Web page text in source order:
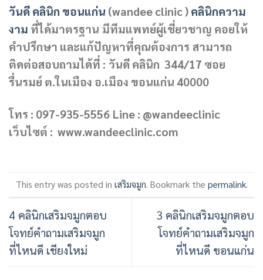
วันดี คลินิก ขอนแก่น (wandee clinic ) คลินิกความ
งาม ที่ได้มาตรฐาน มีทีมแพทย์ผู้เชี่ยวชาญ คอยให้
คำปรึกษา และแก้ปัญหาที่คุณต้องการ สามารถ
ติดต่อสอบถามได้ที่ : วันดี คลินิก 344/17 ซอย
รื่นรมย์ ต.ในเมือง อ.เมือง ขอนแก่น 40000
โทร : 097-935-5556 Line : @wandeeclinic
เว็บไซต์ : www.wandeeclinic.com
This entry was posted in เสริมจมูก. Bookmark the permalink.
4 คลินิกเสริมจมูกตอบ
โจทย์คำถามเสริมจมูก
ที่ไหนดี เชียงใหม่
3 คลินิกเสริมจมูกตอบ
โจทย์คำถามเสริมจมูก
ที่ไหนดี ขอนแก่น